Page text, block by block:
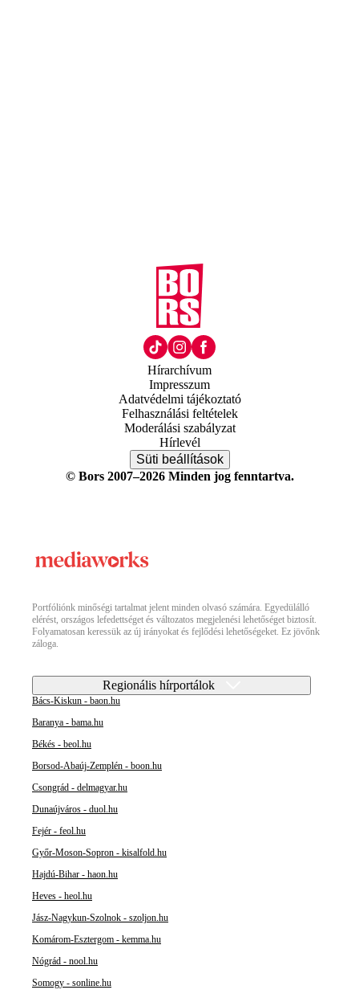
Hírarchívum
Impresszum
Adatvédelmi tájékoztató
Felhasználási feltételek
Moderálási szabályzat
Hírlevél
Süti beállítások
© Bors 2007–2026 Minden jog fenntartva.
Portfóliónk minőségi tartalmat jelent minden olvasó számára. Egyedülálló
elérést, országos lefedettséget és változatos megjelenési lehetőséget biztosít.
Folyamatosan keressük az új irányokat és fejlődési lehetőségeket. Ez jövőnk
záloga.
Regionális hírportálok
Bács-Kiskun - baon.hu
Baranya - bama.hu
Békés - beol.hu
Borsod-Abaúj-Zemplén - boon.hu
Csongrád - delmagyar.hu
Dunaújváros - duol.hu
Fejér - feol.hu
Győr-Moson-Sopron - kisalfold.hu
Hajdú-Bihar - haon.hu
Heves - heol.hu
Jász-Nagykun-Szolnok - szoljon.hu
Komárom-Esztergom - kemma.hu
Nógrád - nool.hu
Somogy - sonline.hu